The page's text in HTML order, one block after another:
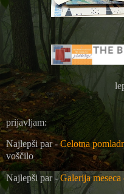
prijavljam:
Najlepši par -Celotna
voščilo
Najlepši par -Galerija meseca